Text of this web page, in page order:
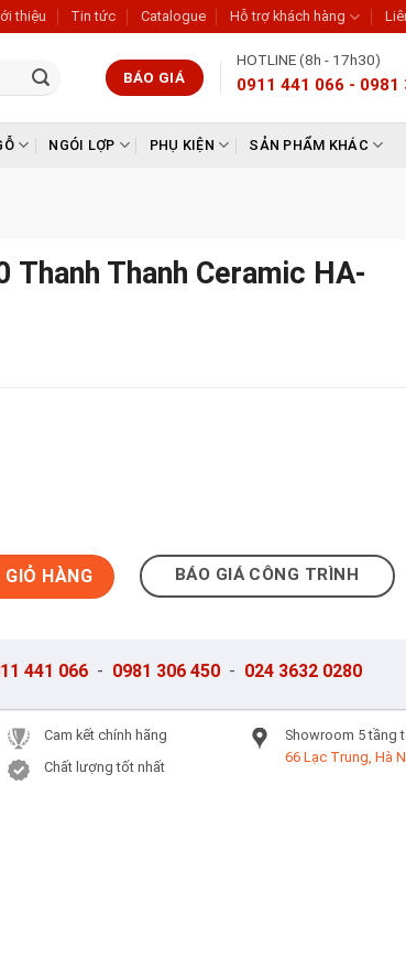
thiệu Tin tức Catalogue Hỗ trợ khách hàng
BÁO GIÁ
HOTLINE (8h - 17h30)
0911 441 066 - 0981
NGÓI LỢP PHỤ KIỆN SẢN PHẨM KHÁC
Thanh Thanh Ceramic HA-
Ceramic HA-306059 số lượng
HÀNG BÁO GIÁ CÔNG TRÌNH
441 066 - 0981 306 450 - 024 3632 0280
Cam kết chính hãng
Chất lượng tốt nhất
Showroom 5 tầng
66 Lạc Trung, Hà